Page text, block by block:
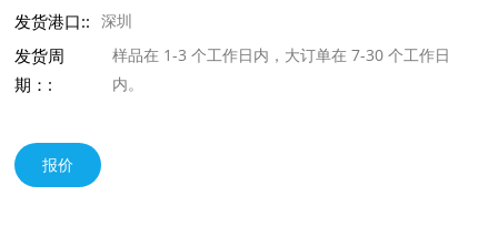
发货港口:: 深圳
发货周
期：:
样品在 1-3 个工作日内，大订单在 7-30 个工作日
内。
报价